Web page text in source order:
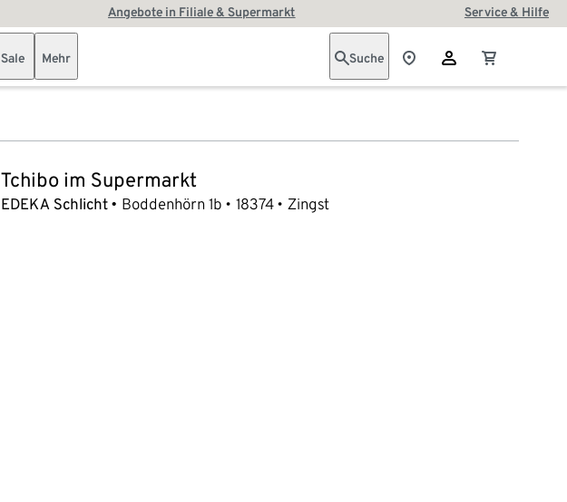
Angebote in Filiale & Supermarkt Service & Hilfe
Sale Mehr Suche
Tchibo im Supermarkt
EDEKA Schlicht Boddenhörn 1b 18374 Zingst